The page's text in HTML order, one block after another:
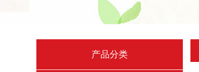
产品分类